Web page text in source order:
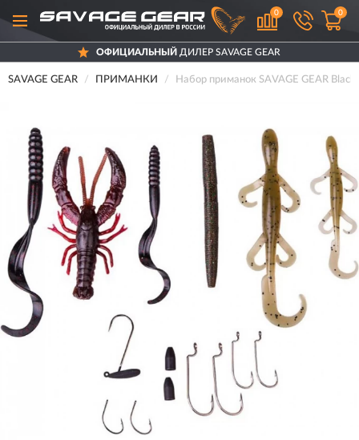
0 0
ОФИЦИАЛЬНЫЙ ДИЛЕР SAVAGE GEAR
SAVAGE GEAR ПРИМАНКИ Набор приманок SAVAGE GEAR